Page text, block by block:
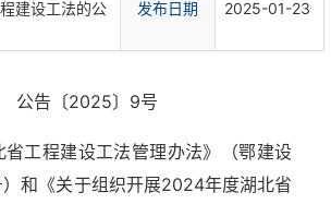
建设工法的公
发布日期 2025-01-23
公告〔2025〕9号
省工程建设工法管理办法》（鄂建设
和《关于组织开展2024年度湖北省